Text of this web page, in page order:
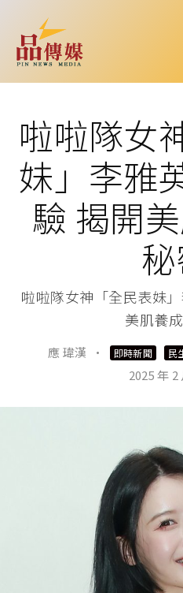
啦啦隊女
妹」李雅
驗 揭開
啦啦隊女神「全民表妹
美肌養
應 瑋漢 · 即時新聞 民
2025 年 2